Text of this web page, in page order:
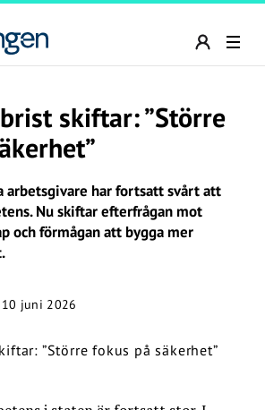
skiftar: ”Större
arbetsgivare har fortsatt svårt att
Nu skiftar efterfrågan mot
och förmågan att bygga mer
10 juni 2026